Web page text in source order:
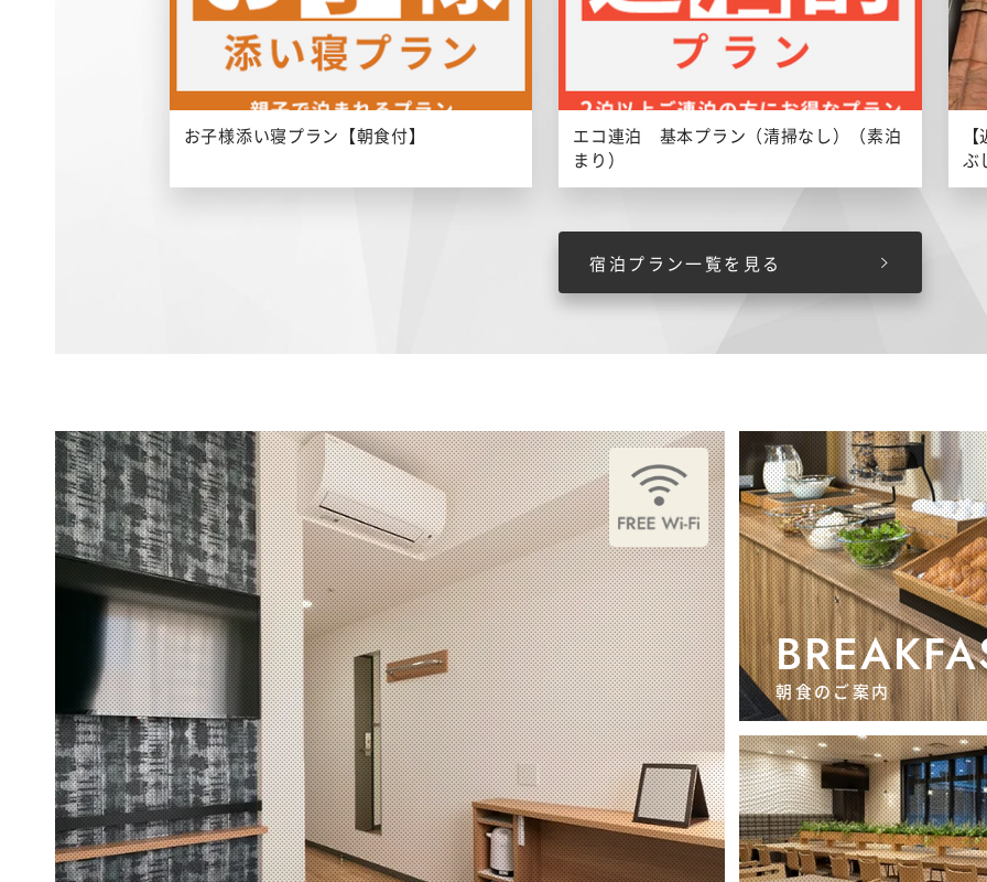
お子様添い寝プラン【朝食付】
エコ連泊 基本プラン（清掃なし）（素泊
まり）
ぶ
宿泊プラン一覧を見る
朝食のご案内